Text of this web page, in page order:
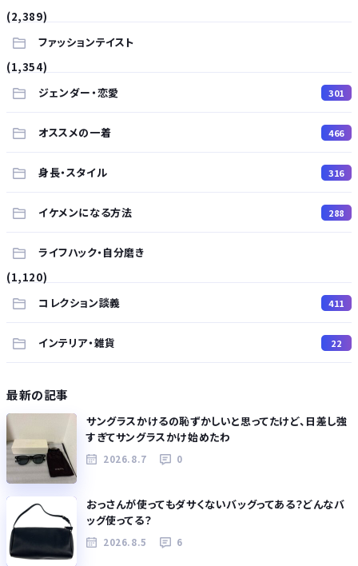
(2,389)
ファッションテイスト
(1,354)
ジェンダー・恋愛
301
オススメの一着 466
身長・スタイル 316
イケメンになる方法 288
ライフハック・自分磨き
(1,120)
コレクション談義
411
インテリア・雑貨 22
最新の記事
サングラスかけるの恥ずかしいと思ってたけど、日差し強
すぎてサングラスかけ始めたわ
2026.8.7 0
おっさんが使ってもダサくないバッグってある？どんなバ
ッグ使ってる？
2026.8.5 6